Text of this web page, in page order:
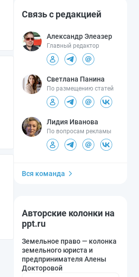
Связь с редакцией
Александр Элеазер
Главный редактор
Светлана Панина
По размещению статей
Лидия Иванова
По вопросам рекламы
Вся команда
Авторские колонки на
ppt.ru
Земельное право — колонка
земельного юриста и
предпринимателя Алены
Докторовой